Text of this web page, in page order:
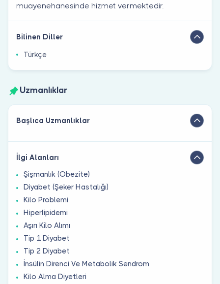
muayenehanesinde hizmet vermektedir.
Bilinen Diller
Türkçe
Uzmanlıklar
Başlıca Uzmanlıklar
İlgi Alanları
Şişmanlık (Obezite)
Diyabet (Şeker Hastalığı)
Kilo Problemi
Hiperlipidemi
Aşırı Kilo Alımı
Tip 1 Diyabet
Tip 2 Diyabet
İnsülin Direnci Ve Metabolik Sendrom
Kilo Alma Diyetleri